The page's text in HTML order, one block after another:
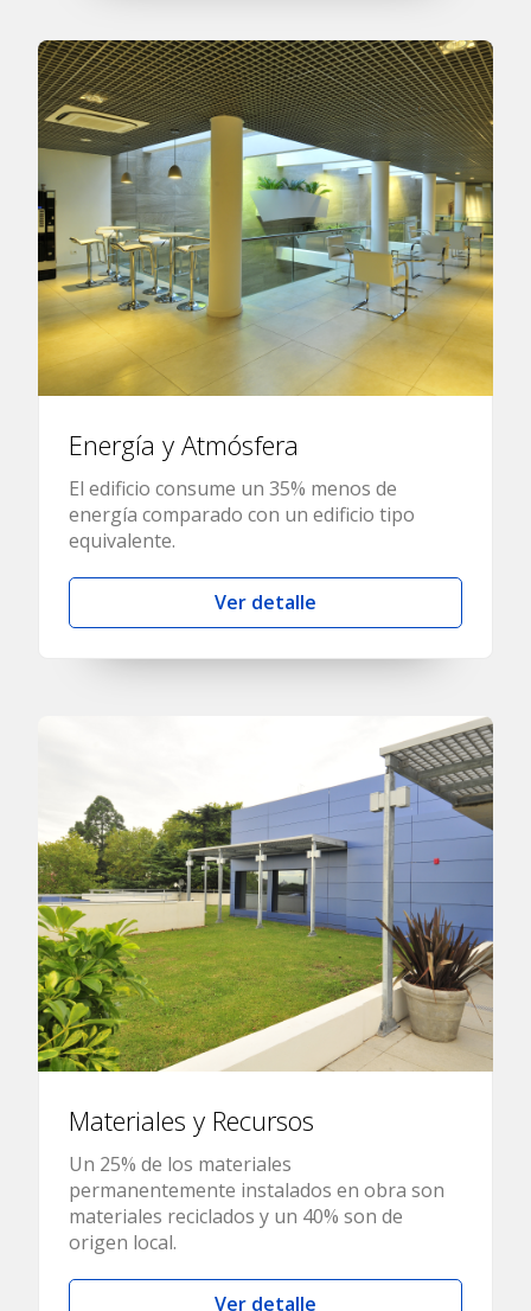
Energía y Atmósfera
El edificio consume un 35% menos de
energía comparado con un edificio tipo
equivalente.
Ver detalle
Materiales y Recursos
Un 25% de los materiales
permanentemente instalados en obra son
materiales reciclados y un 40% son de
origen local.
Ver detalle